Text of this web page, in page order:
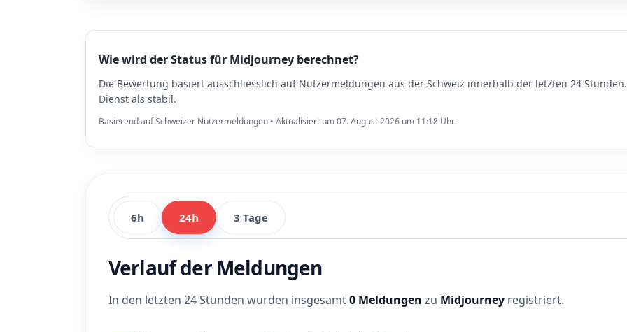
Wie wird der Status für Midjourney berechnet?
Die Bewertung basiert ausschliesslich auf Nutzermeldungen aus der Schweiz innerhalb der letzten 24
Dienst als stabil.
Basierend auf Schweizer Nutzermeldungen • Aktualisiert um 07. August 2026 um 11:18 Uhr
6h 24h 3 Tage
Verlauf der Meldungen
In den letzten 24 Stunden wurden insgesamt0 Meldungen zu Midjourney registriert.